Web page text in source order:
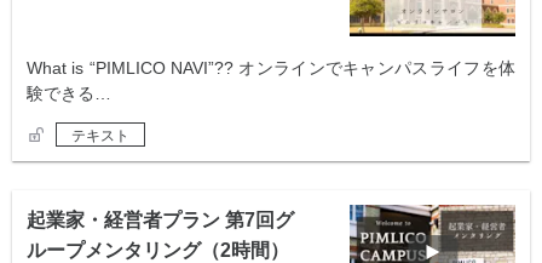
What is “PIMLICO NAVI”?? オンラインでキャンパスライフを体
験できる…
テキスト
起業家・経営者プラン 第7回グ
ループメンタリング（2時間）